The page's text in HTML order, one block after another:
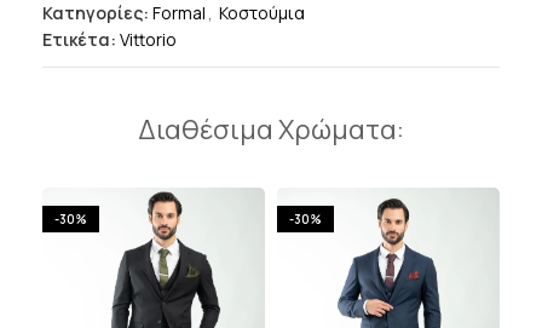
Κατηγορίες: Formal , Κοστούμια
Ετικέτα: Vittorio
Διαθέσιμα Χρώματα:
-30% -30%